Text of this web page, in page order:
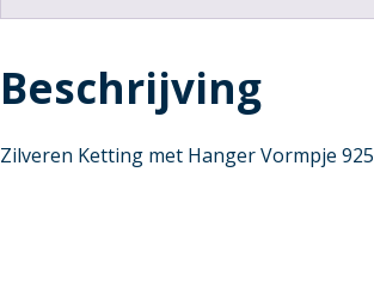
Beschrijving
Zilveren Ketting met Hanger Vormpje 925